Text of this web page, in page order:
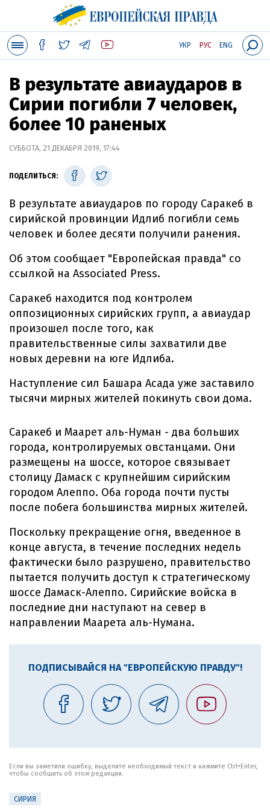
УКР РУС ENG
В результате авиаударов в
Сирии погибли 7 человек,
более 10 раненых
СУББОТА, 21 ДЕКАБРЯ 2019, 17:44
ПОДЕЛИТЬСЯ:
В результате авиаударов по городу Саракеб в
сирийской провинции Идлиб погибли семь
человек и более десяти получили ранения.
Об этом сообщает "Европейская правда" со
ссылкой на Associated Press.
Саракеб находится под контролем
оппозиционных сирийских групп, а авиаудар
произошел после того, как
правительственные силы захватили две
новых деревни на юге Идлиба.
Наступление сил Башара Асада уже заставило
тысячи мирных жителей покинуть свои дома.
Саракеб и Маарет аль-Нуман - два больших
города, контролируемых овстанцами. Они
размещены на шоссе, которое связывает
столицу Дамаск с крупнейшим сирийским
городом Алеппо. Оба города почти пусты
после побега большинства мирных жителей.
Поскольку прекращение огня, введенное в
конце августа, в течение последних недель
фактически было разрушено, правительство
пытается получить доступ к стратегическому
шоссе Дамаск-Алеппо. Сирийские войска в
последние дни наступают на север в
направлении Маарета аль-Нумана.
ПОДПИСЫВАЙСЯ НА "ЕВРОПЕЙСКУЮ ПРАВДУ"!
Если вы заметили ошибку, выделите необходимый текст и нажмите Ctrl+Enter,
чтобы сообщить об этом редакции.
СИРИЯ